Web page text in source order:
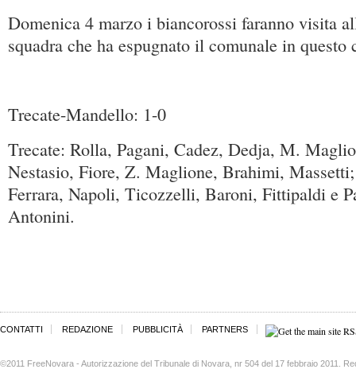
Domenica 4 marzo i biancorossi faranno visita
squadra che ha espugnato il comunale in
Trecate-Mandello: 1-0
Trecate: Rolla, Pagani, Cadez, Dedja, M.
Nestasio, Fiore, Z. Maglione, Brahimi,
Ferrara, Napoli, Ticozzelli, Baroni, Fittipaldi e
Antonini.
CONTATTI REDAZIONE PUBBLICITÀ PARTNERS
©2011 FreeNovara - Autorizzazione del Tribunale di Novara, nr 504 del 17 febbraio 2011.